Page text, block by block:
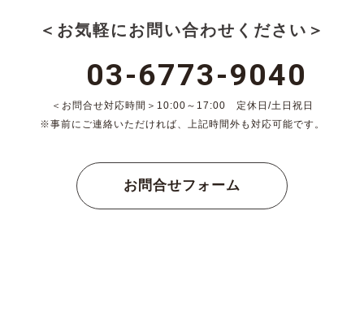
＜お気軽にお問い合わせください＞
03-6773-9040
＜お問合せ対応時間＞10:00～17:00 定休日/土日祝日
※事前にご連絡いただければ、上記時間外も対応可能です。
お問合せフォーム